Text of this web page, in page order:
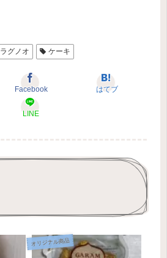
ラグノオ ケーキ
Facebook はてブ
LINE
オリジナル商品